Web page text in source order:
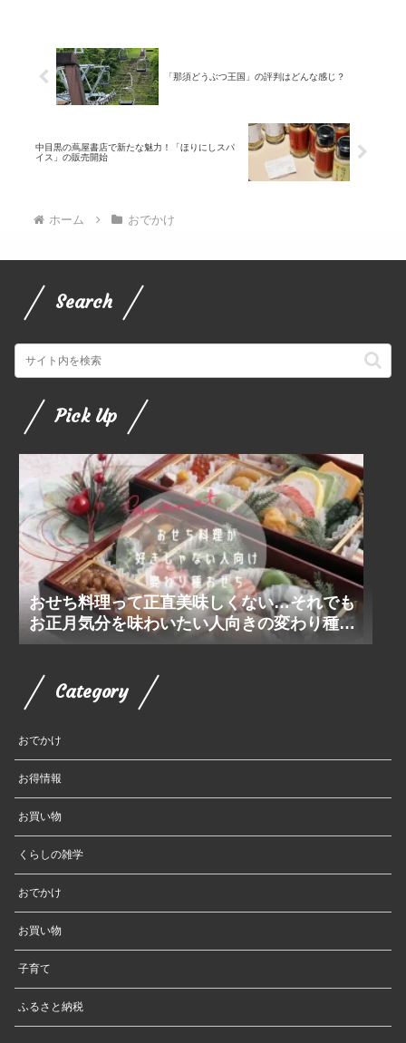
「那須どうぶつ王国」の評判はどんな感じ？
中目黒の蔦屋書店で新たな魅力！「ほりにしスパ
イス」の販売開始
ホーム おでかけ
Search
Pick Up
おせち料理って正直美味しくない…それでも
お正月気分を味わいたい人向きの変わり種お
せち
Category
おでかけ
お得情報
お買い物
くらしの雑学
おでかけ
お買い物
子育て
ふるさと納税